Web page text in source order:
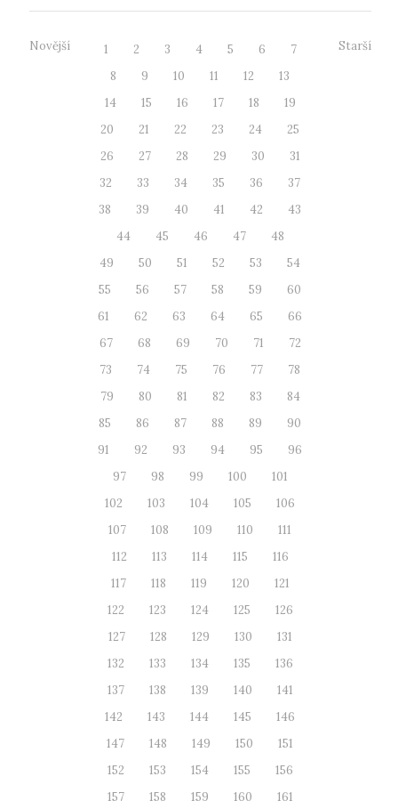
Novější 1 2 3 4 5 6
7
8
9 10 11 12
13
14
15 16 17 18
19
20
21 22 23 24
25
26
27 28 29 30
31
32
33 34 35 36
37
38
39 40 41 42
43
44
45 46 47
48
49
50 51 52 53
54
55
56 57 58 59
60
61
62 63 64 65
66
67
68 69 70 71
72
73
74 75 76 77
78
79
80 81 82 83
84
85
86 87 88 89
90
91
92 93 94 95
96
97
98 99 100
101
102
103 104 105
106
107
108 109 110
111
112
113 114 115
116
117
118 119 120
121
122
123 124 125
126
127
128 129 130
131
132
133 134 135
136
137
138 139 140
141
142
143 144 145
146
147
148 149 150
151
152
153 154 155
156
157
158 159 160
161
Starší